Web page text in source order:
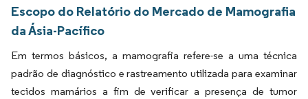
Escopo do Relatório do Mercado de Mamografia
da Ásia-Pacífico
Em termos básicos, a mamografia refere-se a uma técnica
padrão de diagnóstico e rastreamento utilizada para examinar
tecidos mamários a fim de verificar a presença de tumor